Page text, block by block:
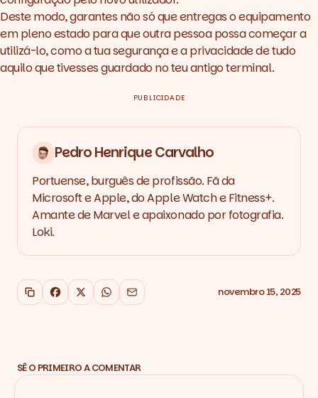
Deste modo, garantes não só que entregas o equipamento
em pleno estado para que outra pessoa possa começar a
utilizá-lo, como a tua segurança e a privacidade de tudo
aquilo que tivesses guardado no teu antigo terminal.
PUBLICIDADE
Pedro Henrique Carvalho
Portuense, burguês de profissão. Fã da
Microsoft e Apple, do Apple Watch e Fitness+.
Amante de Marvel e apaixonado por fotografia.
Loki.
Copiar link
Facebook
X WhatsApp
Email novembro 15, 2025
SÊ O PRIMEIRO A COMENTAR